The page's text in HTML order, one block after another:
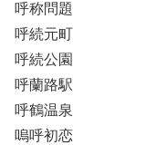
呼称問題
呼続元町
呼続公園
呼蘭路駅
呼鶴温泉
嗚呼初恋